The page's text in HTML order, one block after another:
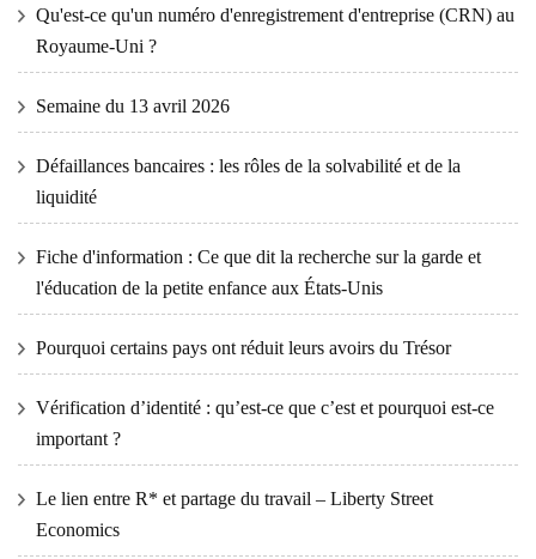
Qu'est-ce qu'un numéro d'enregistrement d'entreprise (CRN) au
Royaume-Uni ?
Semaine du 13 avril 2026
Défaillances bancaires : les rôles de la solvabilité et de la
liquidité
Fiche d'information : Ce que dit la recherche sur la garde et
l'éducation de la petite enfance aux États-Unis
Pourquoi certains pays ont réduit leurs avoirs du Trésor
Vérification d’identité : qu’est-ce que c’est et pourquoi est-ce
important ?
Le lien entre R* et partage du travail – Liberty Street
Economics